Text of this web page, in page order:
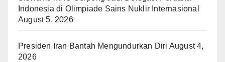
Indonesia di Olimpiade Sains Nuklir Internasional
August 5, 2026
Presiden Iran Bantah Mengundurkan Diri August 4,
2026